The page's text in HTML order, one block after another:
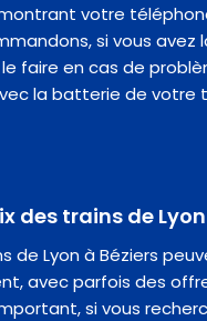
votre
si vous avez
faire en cas de
la batterie de votre
des trains de
de Lyon à Béziers
avec parfois des
si vous